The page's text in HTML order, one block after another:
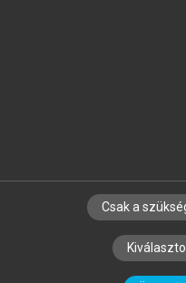
SZERZŐKNEK
SZERKESZTÉSI ÉS
Csak a